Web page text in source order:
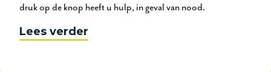
druk op de knop heeft u hulp, in geval van nood.
Lees verder